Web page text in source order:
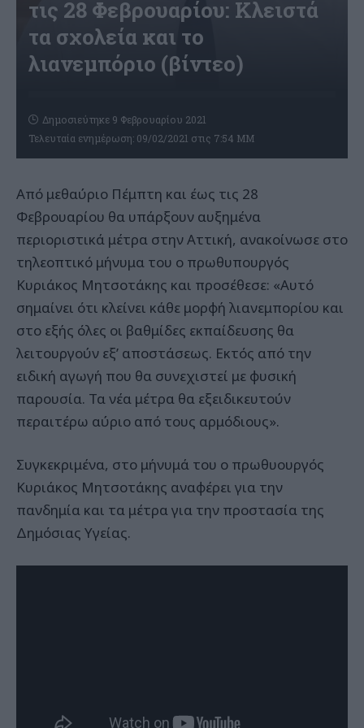
τις 28 Φεβρουαρίου: Κλειστά
τα σχολεία και το
λιανεμπόριο (βίντεο)
Τελευταία ενημέρωση: 09/02/2021 στις 7:54 ΜΜ
Δημοσιεύτηκε 9 Φεβρουαρίου 2021
Από μεθαύριο Πέμπτη και έως τις 28
Φεβρουαρίου θα υπάρξουν αυξημένα
περιοριστικά μέτρα στην Αττική, ανακοίνωσε στο
τηλεοπτικό μήνυμα του ο πρωθυπουργός
Κυριάκος Μητσοτάκης και προσέθεσε: «Αυτό
σημαίνει ότι κλείνει κάθε μορφή λιανεμπορίου και
στο εξής όλες οι βαθμίδες εκπαίδευσης θα
λειτουργούν εξ’ αποστάσεως. Εκτός από την
ειδική αγωγή που θα συνεχιστεί με φυσική
παρουσία. Τα νέα μέτρα θα εξειδικευτούν
περαιτέρω αύριο από τους αρμόδιους».
Συγκεκριμένα, στο μήνυμά του ο πρωθυουργός
Κυριάκος Μητσοτάκης αναφέρει για την
πανδημία και τα μέτρα για την προστασία της
Δημόσιας Υγείας.